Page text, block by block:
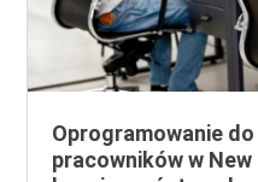
Oprogramowanie
pracowników w